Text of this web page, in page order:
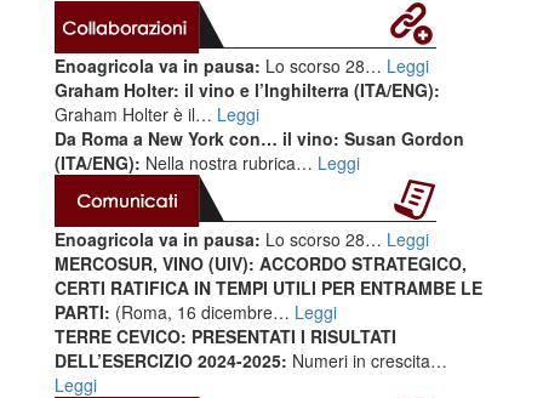
Enoagricola va in pausa: Lo scorso 28… Leggi
Graham Holter: il vino e l’Inghilterra (ITA/ENG):
Graham Holter è il… Leggi
Da Roma a New York con… il vino: Susan Gordon
(ITA/ENG): Nella nostra rubrica… Leggi
Enoagricola va in pausa: Lo scorso 28… Leggi
MERCOSUR, VINO (UIV): ACCORDO STRATEGICO,
CERTI RATIFICA IN TEMPI UTILI PER ENTRAMBE LE
PARTI: (Roma, 16 dicembre… Leggi
TERRE CEVICO: PRESENTATI I RISULTATI
DELL’ESERCIZIO 2024-2025: Numeri in crescita…
Leggi